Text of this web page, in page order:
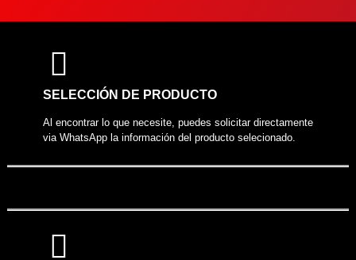
COMPARTIR PRODUCTO
SELECCIÓN DE PRODUCTO
Al encontrar lo que necesite, puedes solicitar directamente
via WhatsApp la información del producto selecionado.